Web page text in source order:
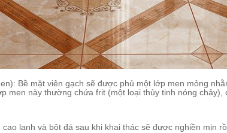
Bề mặt viên gạch sẽ được phủ một lớp men mỏng
men này thường chứa frit (một loại thủy tinh nóng chảy),
lanh và bột đá sau khi khai thác sẽ được nghiền mịn